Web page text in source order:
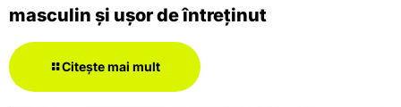
masculin și ușor de întreținut
Citește mai mult